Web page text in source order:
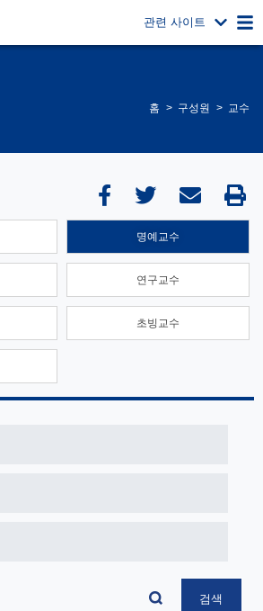
관련 사이트
홈 구성원 교수
명예교수
연구교수
초빙교수